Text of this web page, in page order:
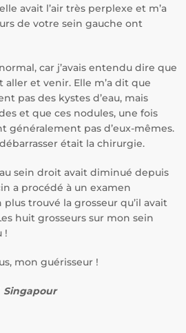
avait l’air très perplexe et m’a
de votre sein gauche ont
car j’avais entendu dire que
aller et venir. Elle m’a dit que
pas des kystes d’eau, mais
et que ces nodules, une fois
généralement pas d’eux-mêmes.
était la chirurgie.
au sein droit avait diminué depuis
a procédé à un examen
plus trouvé la grosseur qu’il avait
huit grosseurs sur mon sein
!
mon guérisseur !